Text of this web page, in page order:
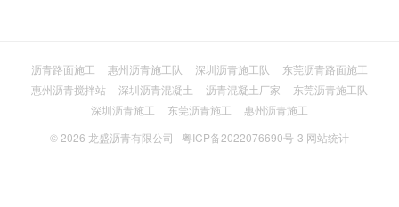
沥青路面施工 惠州沥青施工队 深圳沥青施工队
东莞沥青路面施工
惠州沥青搅拌站
深圳沥青混凝土 沥青混凝土厂家
东莞沥青施工队
深圳沥青施工
东莞沥青施工
惠州沥青施工
© 2026 龙盛沥青有限公司 粤ICP备2022076690号-3 网站统计